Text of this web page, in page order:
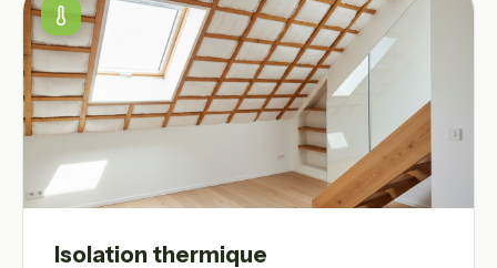
Isolation thermique